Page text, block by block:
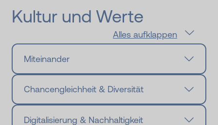
Kultur und Werte
Alles aufklappen
Miteinander
Chancengleichheit & Diversität
Digitalisierung & Nachhaltigkeit